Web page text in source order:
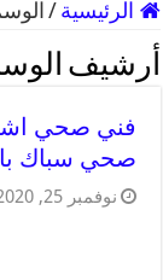
الرئيسية /
أرشيف
صحي سباك
نوفمبر 25, 2020